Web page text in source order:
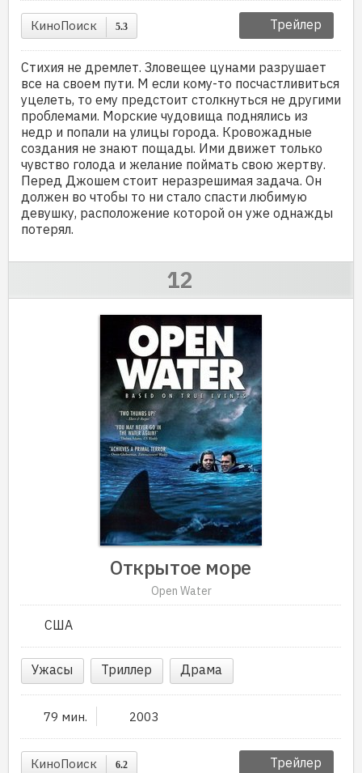
КиноПоиск 5.3 Трейлер
Стихия не дремлет. Зловещее цунами разрушает
все на своем пути. М если кому-то посчастливиться
уцелеть, то ему предстоит столкнуться не другими
проблемами. Морские чудовища поднялись из
недр и попали на улицы города. Кровожадные
создания не знают пощады. Ими движет только
чувство голода и желание поймать свою жертву.
Перед Джошем стоит неразрешимая задача. Он
должен во чтобы то ни стало спасти любимую
девушку, расположение которой он уже однажды
потерял.
Открытое море
Open Water
США
Ужасы Триллер Драма
79 мин. 2003
КиноПоиск 6.2 Трейлер